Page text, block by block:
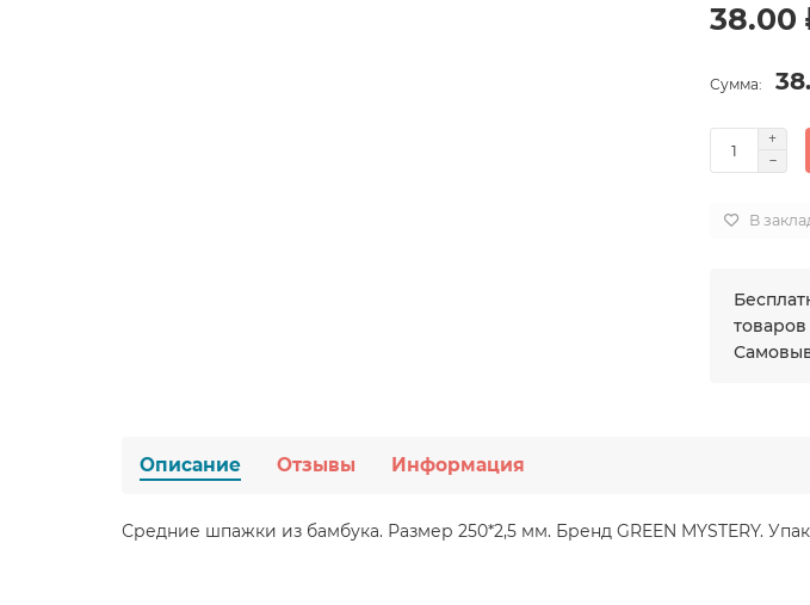
38.00
Сумма:
В
Описание Отзывы Информация
Средние шпажки из бамбука. Размер 250*2,5 мм. Бренд GREEN MYSTERY.